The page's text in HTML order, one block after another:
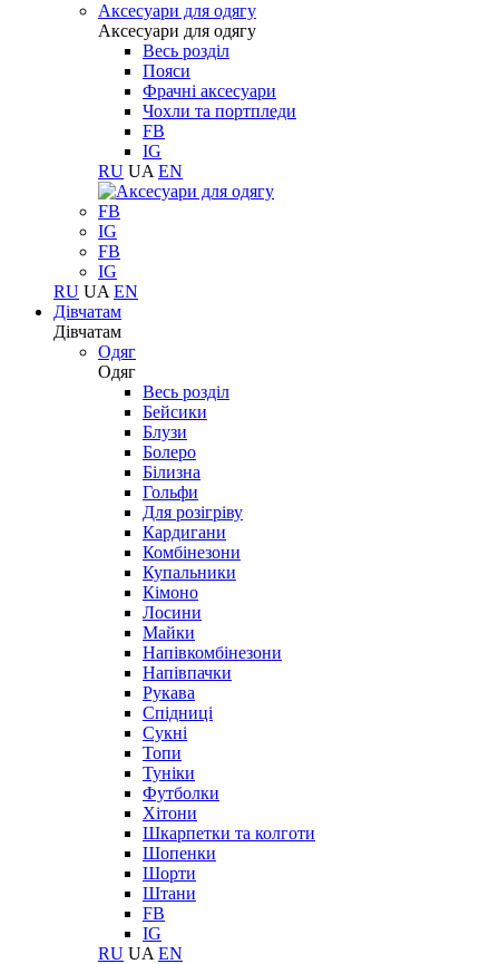
Aксесуари для одягу
Aксесуари для одягу
Весь розділ
Пояси
Фрачні аксесуари
Чохли та портпледи
FB
IG
RU UA EN
FB
IG
FB
IG
RU UA EN
Дівчатам
Дівчатам
Одяг
Одяг
Весь розділ
Бейсики
Блузи
Болеро
Білизна
Гольфи
Для розігріву
Кардигани
Комбінезони
Купальники
Кімоно
Лосини
Майки
Напівкомбінезони
Напівпачки
Рукава
Спідниці
Сукні
Топи
Туніки
Футболки
Хітони
Шкарпетки та колготи
Шопенки
Шорти
Штани
FB
IG
RU UA EN